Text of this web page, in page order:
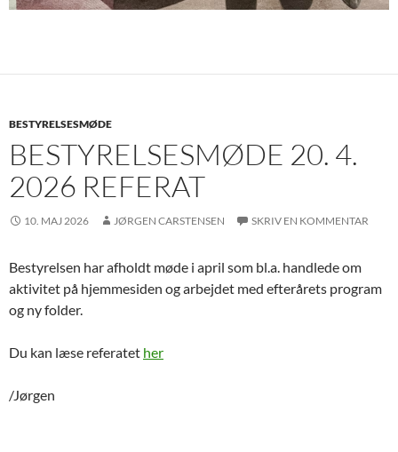
BESTYRELSESMØDE
BESTYRELSESMØDE 20. 4.
2026 REFERAT
10. MAJ 2026 JØRGEN CARSTENSEN SKRIV EN KOMMENTAR
Bestyrelsen har afholdt møde i april som bl.a. handlede om
aktivitet på hjemmesiden og arbejdet med efterårets program
og ny folder.
Du kan læse referatet her
/Jørgen